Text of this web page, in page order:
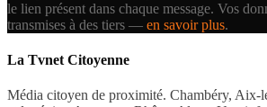
le lien présent dans chaque message. Vos
transmises à des tiers — en savoir plus.
La Tvnet Citoyenne
Média citoyen de proximité. Chambéry, Aix-